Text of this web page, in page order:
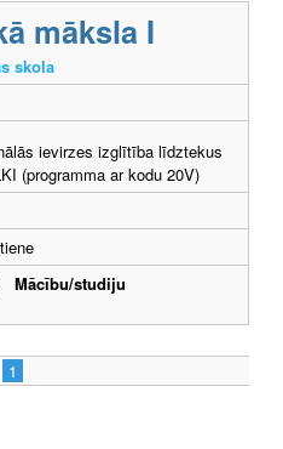
māksla I
skola
ievirzes izglītība līdztekus
(programma ar kodu 20V)
Mācību/studiju
1